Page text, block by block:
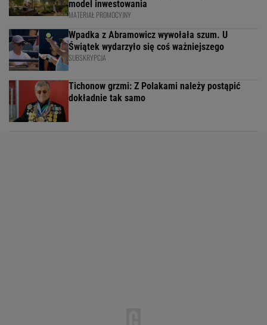
model inwestowania
MATERIAŁ PROMOCYJNY
Wpadka z Abramowicz wywołała szum. U
Świątek wydarzyło się coś ważniejszego
SUBSKRYPCJA
Tichonow grzmi: Z Polakami należy postąpić
dokładnie tak samo